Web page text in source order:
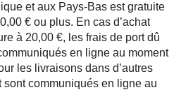
et aux Pays-Bas est gratuite
€ ou plus. En cas d’achat
à 20,00 €, les frais de port dû
en ligne au moment
les livraisons dans d’autres
sont communiqués en ligne au